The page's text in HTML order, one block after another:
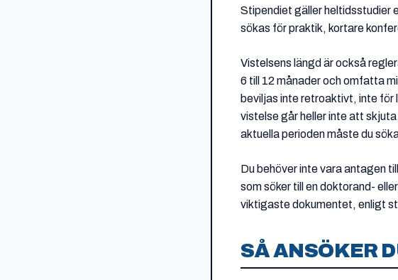
Stipendiet gäller heltidsstudier
sökas för praktik, kortare
Vistelsens längd är också
6 till 12 månader och omfatta
beviljas inte retroaktivt, inte för
vistelse går heller inte att
aktuella perioden måste du
Du behöver inte vara antagen
som söker till en doktorand-
viktigaste dokumentet, enligt
SÅ ANSÖKER